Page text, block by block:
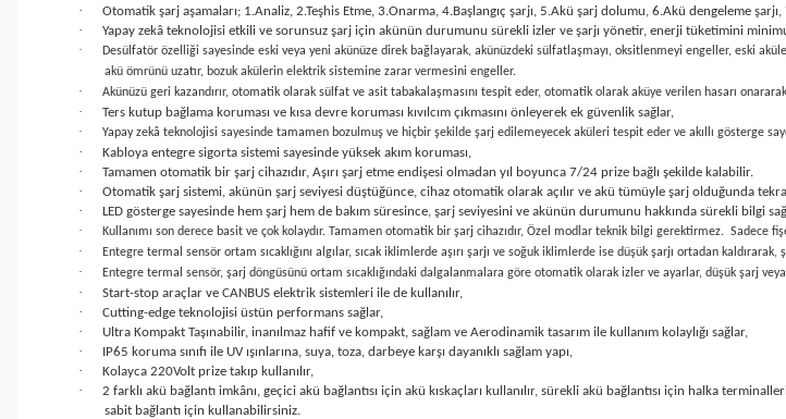
· Otomatik şarj aşamaları; 1.Analiz, 2.Teşhis Etme, 3.Onarma, 4.Başlangıç şarjı, 5.Akü şarj dolumu, 6.Akü dengeleme
· Yapay zekâ teknolojisi etkili ve sorunsuz şarj için akünün durumunu sürekli izler ve şarjı yönetir, enerji tüketimini
·
Desülfatör özelliği sayesinde eski veya yeni akünüze direk bağlayarak, akünüzdeki sülfatlaşmayı, oksitlenmeyi engeller, eski
akü ömrünü uzatır, bozuk akülerin elektrik sistemine zarar vermesini engeller.
· Akünüzü geri kazandırır, otomatik olarak sülfat ve asit tabakalaşmasını tespit eder, otomatik olarak aküye verilen hasarı
· Ters kutup bağlama koruması ve kısa devre koruması kıvılcım çıkmasını önleyerek ek güvenlik sağlar,
· Yapay zekâ teknolojisi sayesinde tamamen bozulmuş ve hiçbir şekilde şarj edilemeyecek aküleri tespit eder ve akıllı gösterge
· Kabloya entegre sigorta sistemi sayesinde yüksek akım koruması,
· Tamamen otomatik bir şarj cihazıdır, Aşırı şarj etme endişesi olmadan yıl boyunca 7/24 prize bağlı şekilde kalabilir.
· Otomatik şarj sistemi, akünün şarj seviyesi düştüğünce, cihaz otomatik olarak açılır ve akü tümüyle şarj olduğunda
· LED gösterge sayesinde hem şarj hem de bakım süresince, şarj seviyesini ve akünün durumunu hakkında sürekli bilgi
· Kullanımı son derece basit ve çok kolaydır. Tamamen otomatik bir şarj cihazıdır, Özel modlar teknik bilgi gerektirmez. Sadece
· Entegre termal sensör ortam sıcaklığını algılar, sıcak iklimlerde aşırı şarjı ve soğuk iklimlerde ise düşük şarjı ortadan
· Entegre termal sensör, şarj döngüsünü ortam sıcaklığındaki dalgalanmalara göre otomatik olarak izler ve ayarlar, düşük şarj veya
· Start-stop araçlar ve CANBUS elektrik sistemleri ile de kullanılır,
· Cutting-edge teknolojisi üstün performans sağlar,
· Ultra Kompakt Taşınabilir, inanılmaz hafif ve kompakt, sağlam ve Aerodinamik tasarım ile kullanım kolaylığı sağlar,
· IP65 koruma sınıfı ile UV ışınlarına, suya, toza, darbeye karşı dayanıklı sağlam yapı,
· Kolayca 220Volt prize takıp kullanılır,
·
2 farklı akü bağlantı imkânı, geçici akü bağlantısı için akü kıskaçları kullanılır, sürekli akü bağlantısı için halka
sabit bağlantı için kullanabilirsiniz.